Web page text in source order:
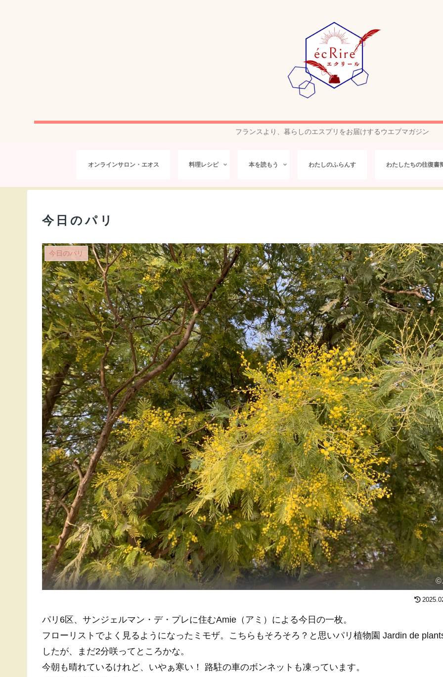
フランスより、暮らしのエスプリをお届けするウエブマガジン
オンラインサロン・エオス 料理レシピ 本を読もう わたしのふらんす わたしたちの往復書
今日のパリ
今日のパリ
©
パリ6区、サンジェルマン・デ・プレに住むAmie（アミ）による今日の一枚。
フローリストでよく見るようになったミモザ。こちらもそろそろ？と思いパリ植物園 Jardin de
したが、まだ2分咲ってところかな。
今朝も晴れているけれど、いやぁ寒い！ 路駐の車のボンネットも凍っています。